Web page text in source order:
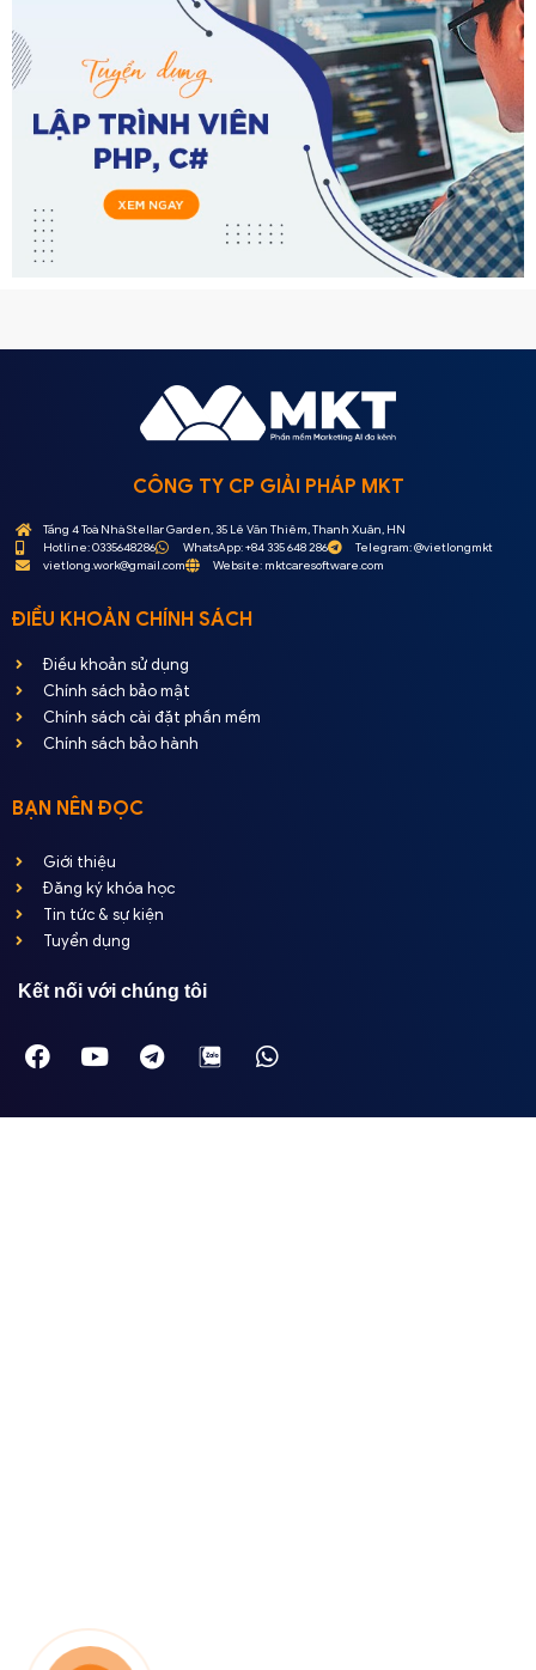
CÔNG TY CP GIẢI PHÁP MKT
Tầng 4 Toà Nhà Stellar Garden, 35 Lê Văn Thiêm, Thanh Xuân, HN
Hotline: 0335648286
WhatsApp: +84 335 648 286
Telegram: @vietlongmkt
vietlong.work@gmail.com
Website: mktcaresoftware.com
ĐIỀU KHOẢN CHÍNH SÁCH
Điều khoản sử dụng
Chính sách bảo mật
Chính sách cài đặt phần mềm
Chính sách bảo hành
BẠN NÊN ĐỌC
Giới thiệu
Đăng ký khóa học
Tin tức & sự kiện
Tuyển dụng
Kết nối với chúng tôi